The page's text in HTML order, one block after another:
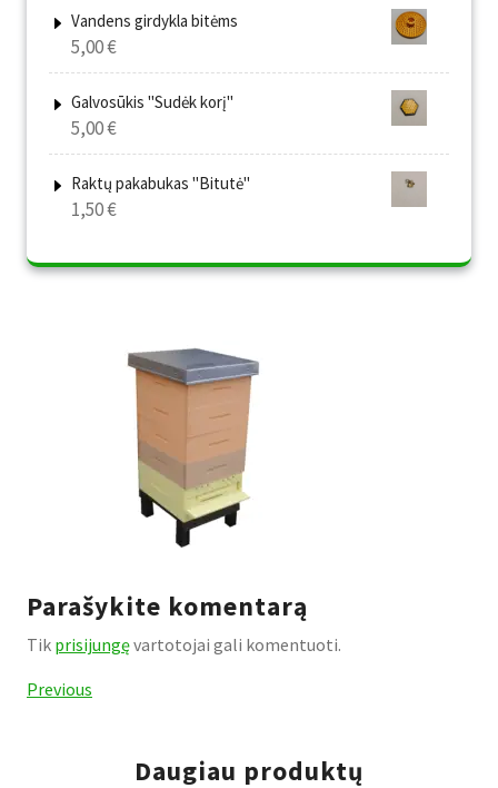
Vandens girdykla bitėms
5,00€
Galvosūkis "Sudėk korį"
5,00€
Raktų pakabukas "Bitutė"
1,50€
Parašykite komentarą
Tik prisijungęvartotojai gali komentuoti.
Navigacija
Previous
Previous
Daugiau produktų